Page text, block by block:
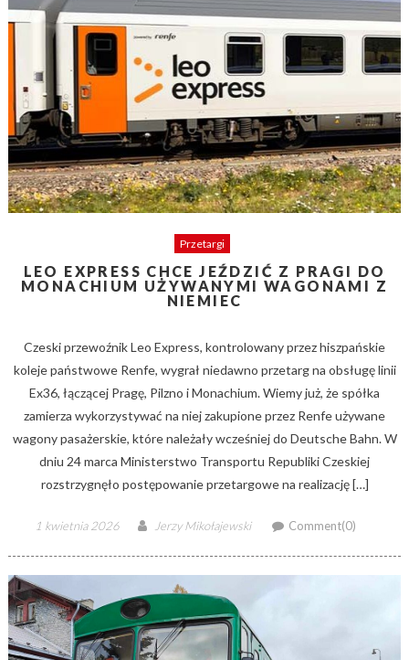
Przetargi
LEO EXPRESS CHCE JEŹDZIĆ Z PRAGI DO
MONACHIUM UŻYWANYMI WAGONAMI Z
NIEMIEC
Czeski przewoźnik Leo Express, kontrolowany przez hiszpańskie
koleje państwowe Renfe, wygrał niedawno przetarg na obsługę linii
Ex36, łączącej Pragę, Pilzno i Monachium. Wiemy już, że spółka
zamierza wykorzystywać na niej zakupione przez Renfe używane
wagony pasażerskie, które należały wcześniej do Deutsche Bahn. W
dniu 24 marca Ministerstwo Transportu Republiki Czeskiej
rozstrzygnęło postępowanie przetargowe na realizację […]
Posted
1 kwietnia 2026 Author
Jerzy Mikołajewski Comment(0)